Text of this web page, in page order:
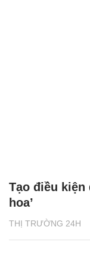
THỊ TRƯỜNG 24H
Tạo điều kiện
hoa’